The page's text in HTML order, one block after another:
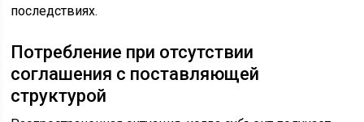
последствиях.
Потребление при отсутствии
соглашения с поставляющей
структурой